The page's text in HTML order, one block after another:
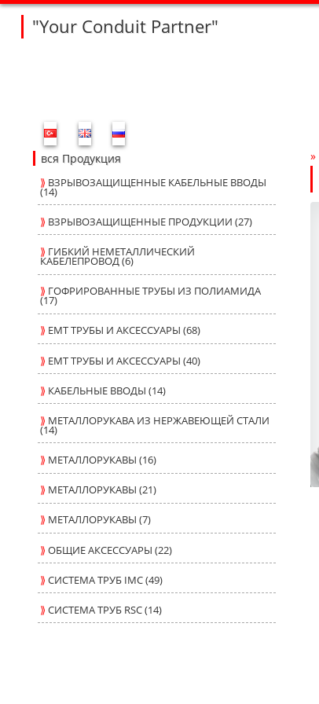
"Your Conduit Partner"
вся Продукция
⟫ ВЗРЫВОЗАЩИЩЕННЫЕ КАБЕЛЬНЫЕ ВВОДЫ
(14)
⟫ ВЗРЫВОЗАЩИЩЕННЫЕ ПРОДУКЦИИ (27)
⟫ ГИБКИЙ НЕМЕТАЛЛИЧЕСКИЙ
КАБЕЛЕПРОВОД (6)
⟫ ГОФРИРОВАННЫЕ ТРУБЫ ИЗ ПОЛИАМИДА
(17)
⟫ ЕМТ ТРУБЫ И АКСЕССУАРЫ (68)
⟫ ЕМТ ТРУБЫ И АКСЕССУАРЫ (40)
⟫ КАБЕЛЬНЫЕ ВВОДЫ (14)
⟫ МЕТАЛЛОРУКАВА ИЗ НЕРЖАВЕЮЩЕЙ СТАЛИ
(14)
⟫ МЕТАЛЛОРУКАВЫ (16)
⟫ МЕТАЛЛОРУКАВЫ (21)
⟫ МЕТАЛЛОРУКАВЫ (7)
⟫ОБЩИЕ АКСЕССУАРЫ (22)
⟫СИСТЕМА ТРУБ IMC (49)
⟫СИСТЕМА ТРУБ RSC (14)
»